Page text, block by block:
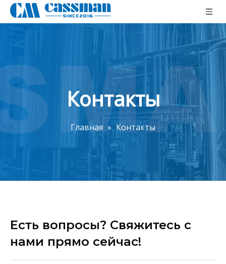
Контакты
Главная » Контакты
Есть вопросы? Свяжитесь с
нами прямо сейчас!